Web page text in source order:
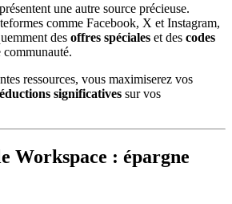
une autre source précieuse.
comme Facebook, X et Instagram,
des offres spéciales et des codes
communauté.
ressources, vous maximiserez vos
significatives sur vos
Workspace : épargne